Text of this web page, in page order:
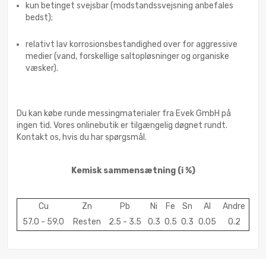
kun betinget svejsbar (modstandssvejsning anbefales
bedst);
relativt lav korrosionsbestandighed over for aggressive
medier (vand, forskellige saltopløsninger og organiske
væsker).
Du kan købe runde messingmaterialer fra Evek GmbH på
ingen tid. Vores onlinebutik er tilgængelig døgnet rundt.
Kontakt os, hvis du har spørgsmål.
Kemisk sammensætning (i %)
Cu Zn Pb Ni Fe Sn Al
Andre
57.0 - 59.0
Resten 2.5 - 3.5 0.3 0.5 0.3 0.05 0.2